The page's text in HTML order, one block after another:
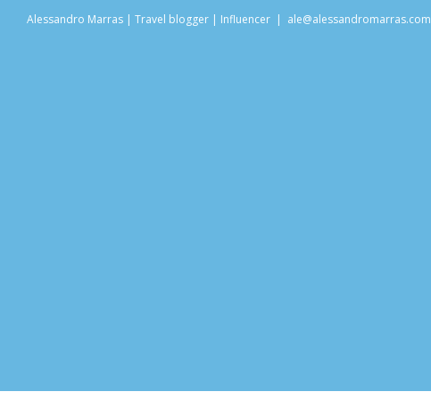
Alessandro Marras | Travel blogger | Influencer | ale@alessandromarras.com